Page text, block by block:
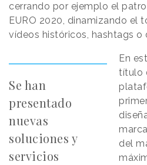
cerrando por ejemplo el
EURO 2020, dinamizando el
vídeos históricos, hashtags o
Se han
presentado
nuevas
soluciones y
servicios
En
título
del